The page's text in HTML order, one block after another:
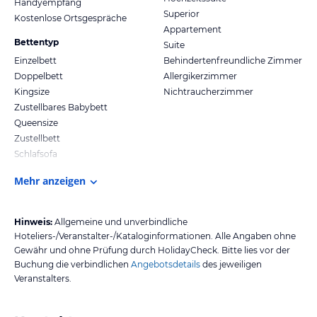
Auf jedem Zimmer steht ein Safe zur Verfügung, in dem Sie Ihre
Wertsachen sicher einschließen können. Auf Wunsch verwahren
wir Ihre Wertsachen auch im Hotelsafe. Wir bitten um Ihr
Verständnis, dass wir Wertsachen ab einem bestimmten Geldwert
oder Gefahrengut nicht entgegennehmen.
Schuhputzservice
Schuhputzmaschine kostenfrei zur Verfügung. Schuhputzzeug liegt
Self-Check In & -Check Out
Handyempfang
Kostenlose Ortsgespräche
Bettentyp
Einzelbett
Doppelbett
Kingsize
Zustellbares Babybett
Queensize
Zustellbett
Schlafsofa
Superior
Appartement
Suite
Behindertenfreundliche Zimmer
Allergikerzimmer
Nichtraucherzimmer
Mehr anzeigen
Hinweis: Allgemeine und unverbindliche
Hoteliers-/Veranstalter-/Kataloginformationen. Alle Angaben ohne
Gewähr und ohne Prüfung durch HolidayCheck. Bitte lies vor der
Buchung die verbindlichen Angebotsdetails des jeweiligen
Veranstalters.